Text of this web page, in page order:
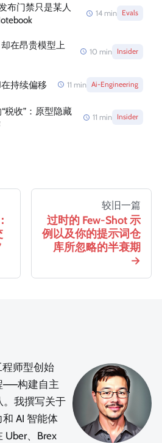
布门禁只是某人
14 min Evals
在昂贵模型上
10 min Insider
持续偏移 11 min Ai-Engineering
税收”：原型隐藏
11 min Insider
较旧一篇
过时的 Few-Shot 示
例以及你的提示词仓
库所忽略的半衰期
程师型创始
——构建自主
。我撰写关于
AI 智能体
Uber、Brex